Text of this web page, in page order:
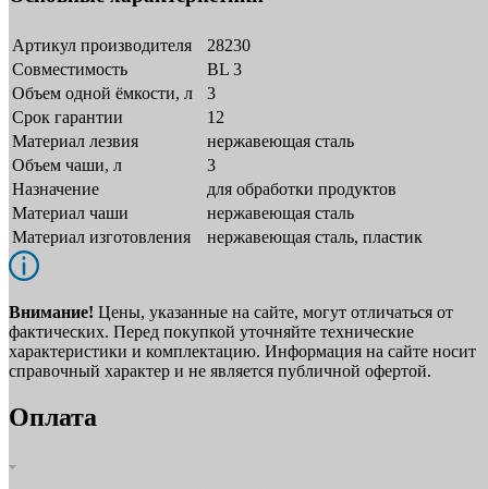
Артикул производителя
28230
Совместимость
BL 3
Объем одной ёмкости, л
3
Срок гарантии
12
Материал лезвия
нержавеющая сталь
Объем чаши, л
3
Назначение
для обработки продуктов
Материал чаши
нержавеющая сталь
Материал изготовления
нержавеющая сталь, пластик
Внимание! Цены, указанные на сайте, могут отличаться от
фактических. Перед покупкой уточняйте технические
характеристики и комплектацию. Информация на сайте носит
справочный характер и не является публичной офертой.
Оплата